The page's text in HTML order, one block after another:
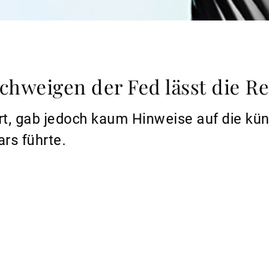
der Fed lässt die
gab jedoch kaum Hinweise auf die
führte.